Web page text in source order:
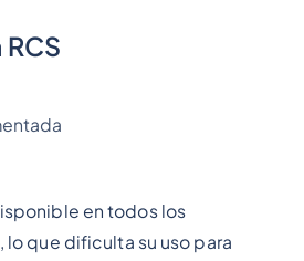
en todos los
que dificulta su uso para